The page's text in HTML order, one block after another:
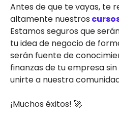
Antes de que te vayas, te
altamente nuestros
Estamos seguros que
tu idea de negocio de
serán fuente de
finanzas de tu empresa
unirte a nuestra
¡Muchos éxitos! 🚀